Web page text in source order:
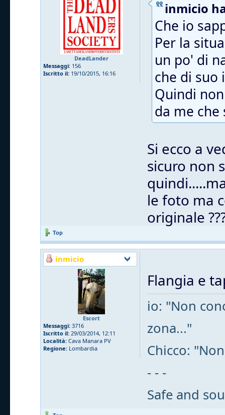
DeadLander
Messaggi: 156
Iscritto il: 19/10/2015, 16:16
inmicio
Che io
Per la
un po' di
che di suo
Quindi
da me
Si ecco a
sicuro non
le foto ma
originale
Top
inmicio
Escort
Messaggi: 3716
Iscritto il: 29/03/2014, 12:11
Località: Cava Manara PV
Regione: Lombardia
Flangia e
io: "Non
zona..."
Chicco:
- - -
Safe and